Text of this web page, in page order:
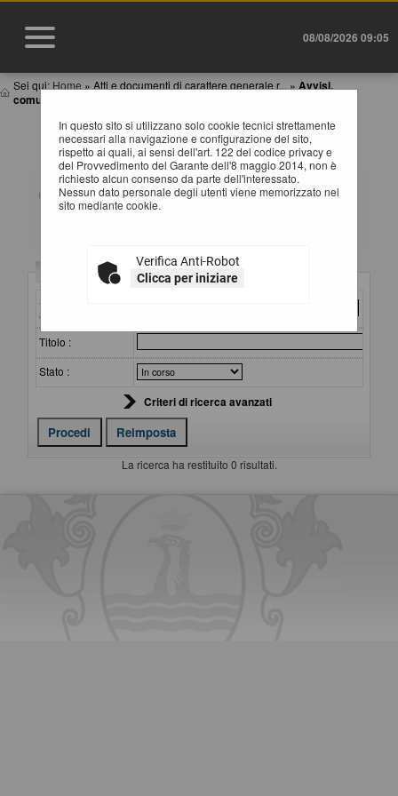
08/08/2026 09:05
Sei qui: Home » Atti e documenti di carattere generale r... » Avvisi,
comunicazioni e atti di caratter...
In questo sito si utilizzano solo cookie tecnici strettamente
necessari alla navigazione e configurazione del sito,
rispetto ai quali, ai sensi dell'art. 122 del codice privacy e
del Provvedimento del Garante dell'8 maggio 2014, non è
richiesto alcun consenso da parte dell'interessato.
Nessun dato personale degli utenti viene memorizzato nel
sito mediante cookie.
Verifica Anti-Robot
Clicca per iniziare
AVVISI, COMUNICAZIONI E ATTI DI CARATTERE
GENERALE
All'interno di questa sezione è possibile consultare
avvisi, atti e documenti di carattere generale riferiti a
tutte le procedure, quali ad esempio la documentazione
lavori (con le eventuali opere incompiute) e dei servizi e
forniture, ecc.
Per ciascuna pubblicazione sono consultabili i relativi
Criteri di ricerca
Stazione
appaltante :
Titolo :
Stato :
Criteri di ricerca avanzati
La ricerca ha restituito 0 risultati.